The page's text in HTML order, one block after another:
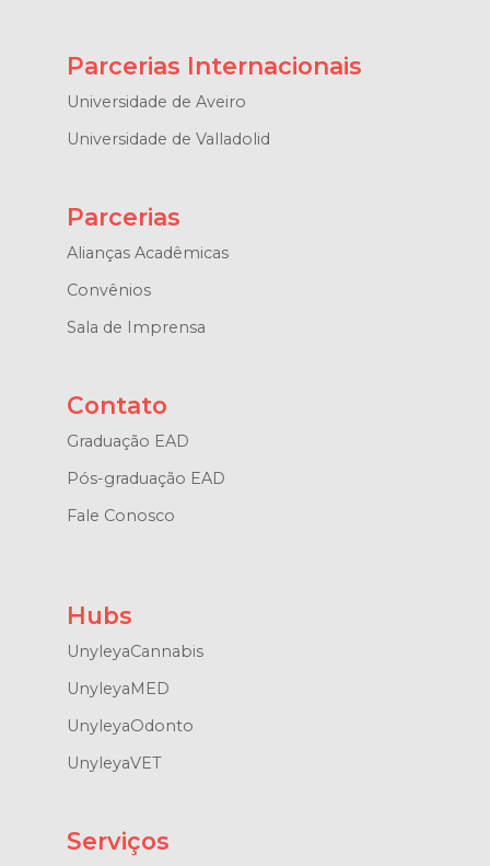
Parcerias Internacionais
Universidade de Aveiro
Universidade de Valladolid
Parcerias
Alianças Acadêmicas
Convênios
Sala de Imprensa
Contato
Graduação EAD
Pós-graduação EAD
Fale Conosco
Hubs
UnyleyaCannabis
UnyleyaMED
UnyleyaOdonto
UnyleyaVET
Serviços